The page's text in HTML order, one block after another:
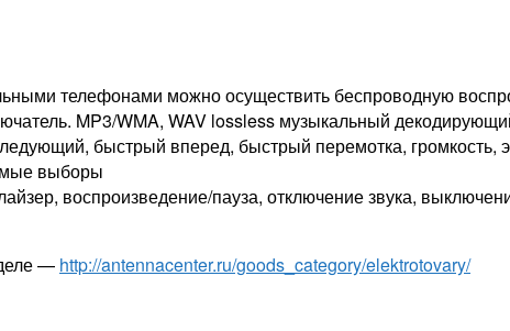
телефонами можно осуществить беспроводную
MP3/WMA, WAV lossless музыкальный
быстрый вперед, быстрый перемотка, громкость,
выборы
воспроизведение/пауза, отключение звука,
— http://antennacenter.ru/goods_category/elektrotovary/